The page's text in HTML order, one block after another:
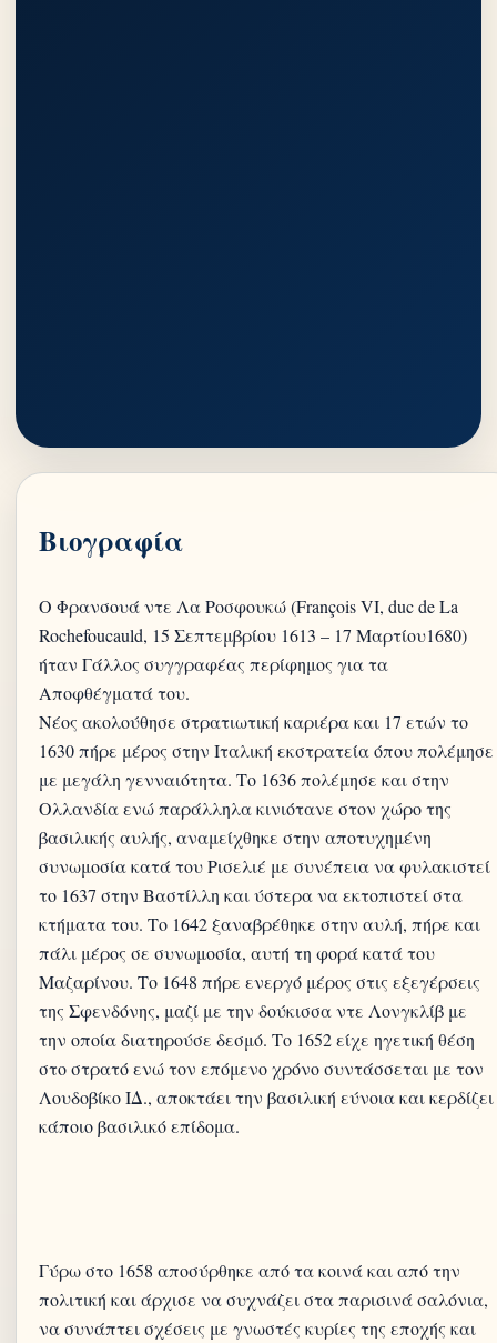
Βιογραφία
Ο Φρανσουά ντε Λα Ροσφουκώ (François VI, duc de La
Rochefoucauld, 15 Σεπτεμβρίου 1613 – 17 Μαρτίου1680)
ήταν Γάλλος συγγραφέας περίφημος για τα
Αποφθέγματά του.
Νέος ακολούθησε στρατιωτική καριέρα και 17 ετών το
1630 πήρε μέρος στην Ιταλική εκστρατεία όπου πολέμησε
με μεγάλη γενναιότητα. Το 1636 πολέμησε και στην
Ολλανδία ενώ παράλληλα κινιότανε στον χώρο της
βασιλικής αυλής, αναμείχθηκε στην αποτυχημένη
συνωμοσία κατά του Ρισελιέ με συνέπεια να φυλακιστεί
το 1637 στην Βαστίλλη και ύστερα να εκτοπιστεί στα
κτήματα του. Το 1642 ξαναβρέθηκε στην αυλή, πήρε και
πάλι μέρος σε συνωμοσία, αυτή τη φορά κατά του
Μαζαρίνου. Το 1648 πήρε ενεργό μέρος στις εξεγέρσεις
της Σφενδόνης, μαζί με την δούκισσα ντε Λονγκλίβ με
την οποία διατηρούσε δεσμό. Το 1652 είχε ηγετική θέση
στο στρατό ενώ τον επόμενο χρόνο συντάσσεται με τον
Λουδοβίκο ΙΔ., αποκτάει την βασιλική εύνοια και κερδίζει
Γύρω στο 1658 αποσύρθηκε από τα κοινά και από την
πολιτική και άρχισε να συχνάζει στα παρισινά σαλόνια,
να συνάπτει σχέσεις με γνωστές κυρίες της εποχής και